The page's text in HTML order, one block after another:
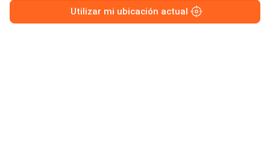
Utilizar mi ubicación actual